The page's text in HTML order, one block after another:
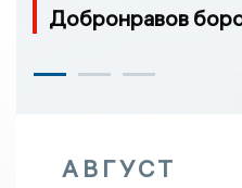
Добронравов
АВГУСТ